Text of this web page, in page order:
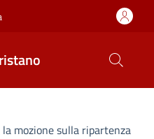
mozione sulla ripartenza